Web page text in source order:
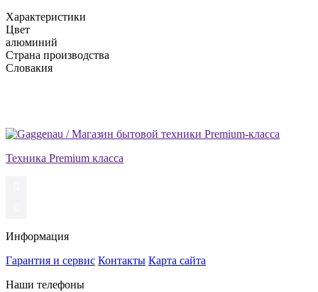
Xарактеристики
Цвет
алюминий
Страна производства
Словакия
Техника Premium класса
Информация
Гарантия и сервис Контакты Карта сайта
Наши телефоны